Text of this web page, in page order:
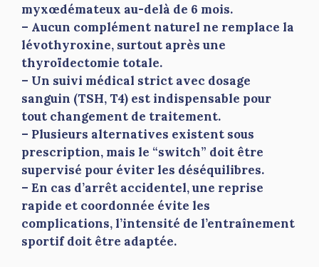
myxœdémateux au-delà de 6 mois.
– Aucun complément naturel ne remplace la
lévothyroxine, surtout après une
thyroïdectomie totale.
– Un suivi médical strict avec dosage
sanguin (TSH, T4) est indispensable pour
tout changement de traitement.
– Plusieurs alternatives existent sous
prescription, mais le “switch” doit être
supervisé pour éviter les déséquilibres.
– En cas d’arrêt accidentel, une reprise
rapide et coordonnée évite les
complications, l’intensité de l’entraînement
sportif doit être adaptée.